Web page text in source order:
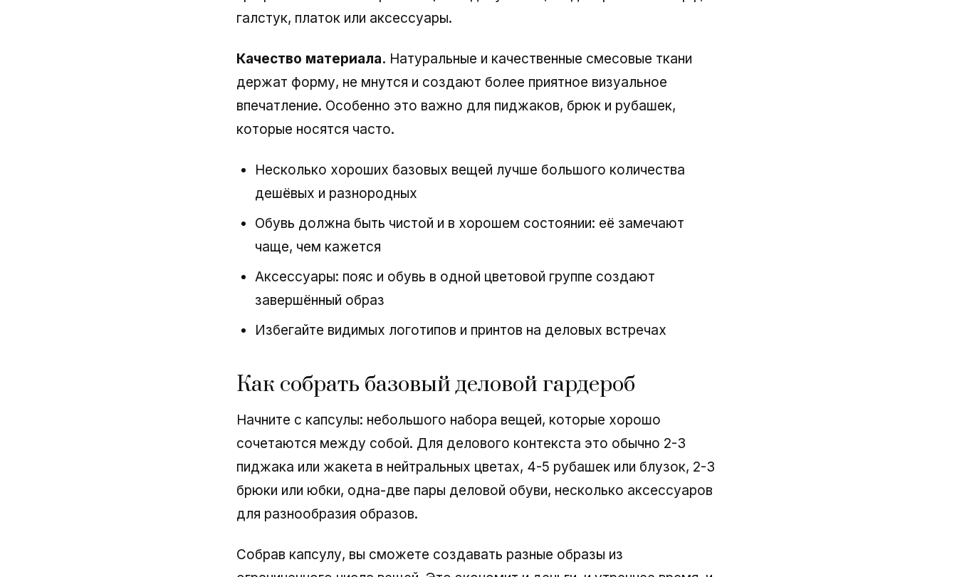
галстук, платок или аксессуары.
Качество материала. Натуральные и качественные смесовые ткани
держат форму, не мнутся и создают более приятное визуальное
впечатление. Особенно это важно для пиджаков, брюк и рубашек,
которые носятся часто.
Несколько хороших базовых вещей лучше большого количества
дешёвых и разнородных
Обувь должна быть чистой и в хорошем состоянии: её замечают
чаще, чем кажется
Аксессуары: пояс и обувь в одной цветовой группе создают
завершённый образ
Избегайте видимых логотипов и принтов на деловых встречах
Как собрать базовый деловой гардероб
Начните с капсулы: небольшого набора вещей, которые хорошо
сочетаются между собой. Для делового контекста это обычно 2-3
пиджака или жакета в нейтральных цветах, 4-5 рубашек или блузок, 2-3
брюки или юбки, одна-две пары деловой обуви, несколько аксессуаров
для разнообразия образов.
Собрав капсулу, вы сможете создавать разные образы из